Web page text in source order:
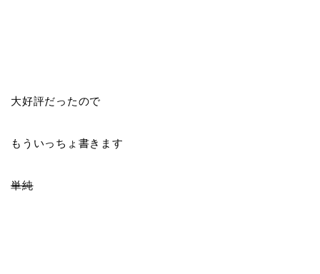
大好評だったので
もういっちょ書きます
単純